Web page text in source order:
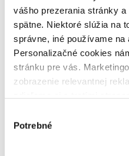
vášho prezerania stránky
spätne. Niektoré slúžia na
správne, iné používame na
Personalizačné cookies
stránku pre vás.
zobrazenie relevantnej
tieto cookies a následne
súhlasu
Potrebné